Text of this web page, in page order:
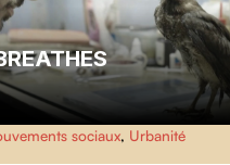
fortune situé à New Delhi, alors que
troubles civils s'intensifient, deux
sociaux, Urbanité